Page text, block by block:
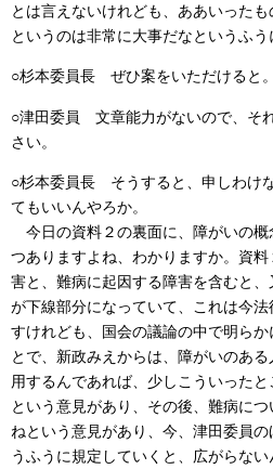
とは言えないけれども、ああいった
というのは非常に大事だなというふう
○杉本委員長 ぜひ案をいただけると。
○津田委員 文章能力がないので、そ
さい。
○杉本委員長 そうすると、申しわけ
てもいいんやろか。
今日の資料２の裏面に、障がいの概
つありますよね、わかりますか。資
害と、難病に起因する障害を含むと
が下線部分になっていて、これは今
すけれども、国会の議論の中で明ら
とで、新政みえからは、障がいのあ
用するんであれば、少しこういった
という意見があり、その後、難病に
ねという意見があり、今、津田委員
うふうに規定していくと、広がらな